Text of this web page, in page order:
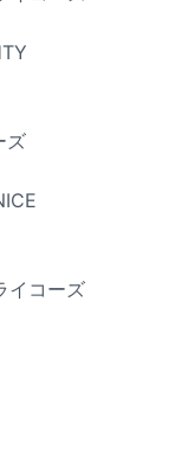
ズ
イコーズ